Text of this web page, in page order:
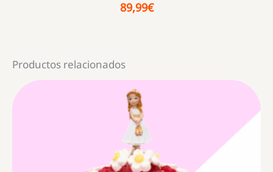
89,99€
Productos relacionados